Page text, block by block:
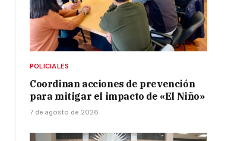
POLICIALES
Coordinan acciones de prevención
para mitigar el impacto de «El Niño»
7 de agosto de 2026